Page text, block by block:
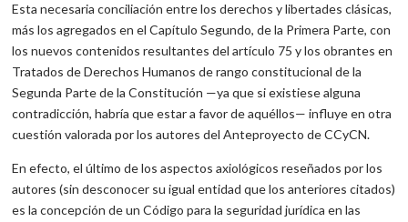
Esta necesaria conciliación entre los derechos y libertades clásicas,
más los agregados en el Capítulo Segundo, de la Primera Parte, con
los nuevos contenidos resultantes del artículo 75 y los obrantes en
Tratados de Derechos Humanos de rango constitucional de la
Segunda Parte de la Constitución —ya que si existiese alguna
contradicción, habría que estar a favor de aquéllos— influye en otra
cuestión valorada por los autores del Anteproyecto de CCyCN.
En efecto, el último de los aspectos axiológicos reseñados por los
autores (sin desconocer su igual entidad que los anteriores citados)
es la concepción de un Código para la seguridad jurídica en las